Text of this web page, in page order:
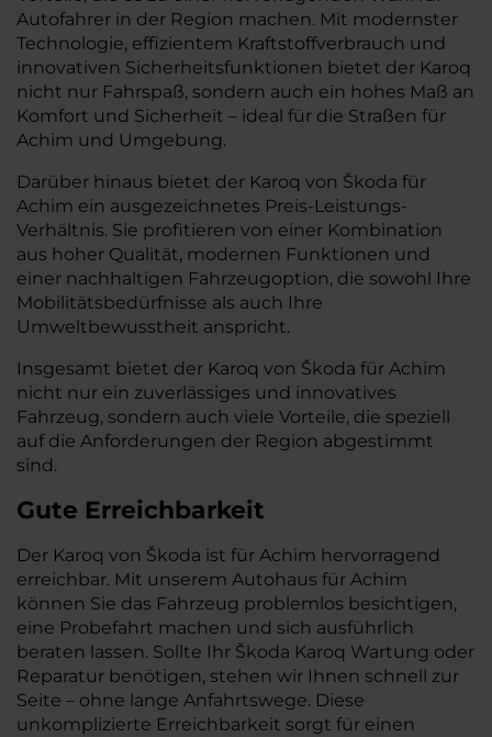
Autofahrer in der Region machen. Mit modernster
Technologie, effizientem Kraftstoffverbrauch und
innovativen Sicherheitsfunktionen bietet der Karoq
nicht nur Fahrspaß, sondern auch ein hohes Maß an
Komfort und Sicherheit – ideal für die Straßen für
Achim und Umgebung.
Darüber hinaus bietet der Karoq von Škoda für
Achim ein ausgezeichnetes Preis-Leistungs-
Verhältnis. Sie profitieren von einer Kombination
aus hoher Qualität, modernen Funktionen und
einer nachhaltigen Fahrzeugoption, die sowohl Ihre
Mobilitätsbedürfnisse als auch Ihre
Umweltbewusstheit anspricht.
Insgesamt bietet der Karoq von Škoda für Achim
nicht nur ein zuverlässiges und innovatives
Fahrzeug, sondern auch viele Vorteile, die speziell
auf die Anforderungen der Region abgestimmt
sind.
Gute Erreichbarkeit
Der Karoq von Škoda ist für Achim hervorragend
erreichbar. Mit unserem Autohaus für Achim
können Sie das Fahrzeug problemlos besichtigen,
eine Probefahrt machen und sich ausführlich
beraten lassen. Sollte Ihr Škoda Karoq Wartung oder
Reparatur benötigen, stehen wir Ihnen schnell zur
Seite – ohne lange Anfahrtswege. Diese
unkomplizierte Erreichbarkeit sorgt für einen